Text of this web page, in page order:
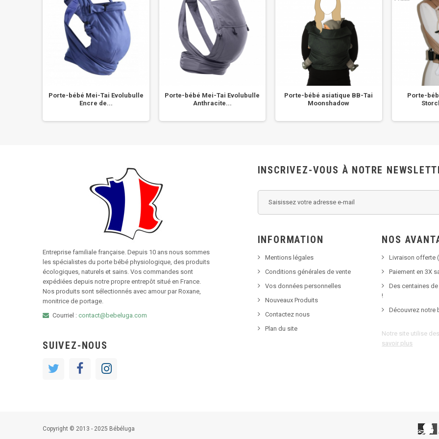
Porte-bébé Mei-Tai Evolubulle
Encre de...
Porte-bébé Mei-Tai Evolubulle
Anthracite...
Porte-bébé asiatique BB-Tai
Moonshadow
Porte-
Entreprise familiale française. Depuis 10 ans nous sommes
les spécialistes du porte bébé physiologique, des produits
écologiques, naturels et sains. Vos commandes sont
expédiées depuis notre propre entrepôt situé en France.
Nos produits sont sélectionnés avec amour par Roxane,
monitrice de portage.
Courriel : contact@bebeluga.com
SUIVEZ-NOUS
INSCRIVEZ-VOUS À NOTRE
INFORMATION
Mentions légales
Conditions générales de vente
Vos données personnelles
Nouveaux Produits
Contactez nous
Plan du site
NOS
Livraison offerte
Paiement en 3X
Des centaines
!
Découvrez notre
Notre site utilise
savoir plus
Copyright © 2013 - 2025 Bébéluga